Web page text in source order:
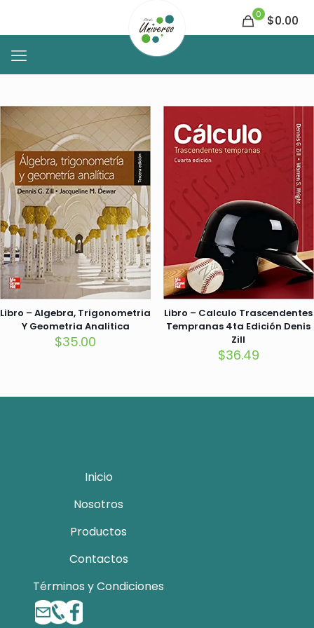
0 $0.00
Libro – Algebra, Trigonometria
Y Geometria Analitica
$35.00
Libro – Calculo Trascendentes
Tempranas 4ta Edición Denis
Zill
$36.49
Inicio
Nosotros
Productos
Contactos
Términos y Condiciones